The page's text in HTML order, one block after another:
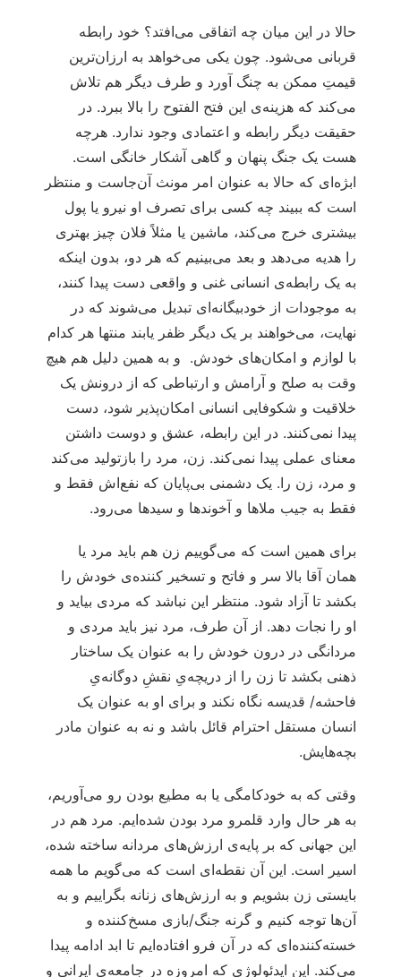
حالا در این میان چه اتفاقی می‌افتد؟ خود رابطه‌
قربانی می‌شود. چون یکی می‌خواهد به ارزان‌ترین
قیمتِ ممکن به چنگ آورد و طرف دیگر هم تلاش
می‌کند که هزینه‌ی این فتح الفتوح را بالا ببرد. در
حقیقت دیگر رابطه‌ و اعتمادی وجود ندارد. هرچه
هست یک جنگ پنهان و گاهی آشکار خانگی است.
ابژه‌ای که حالا به عنوان امر مونث آن‌جاست و منتظر
است که ببیند چه کسی برای تصرف او نیرو یا پول
بیشتری خرج می‌کند، ماشین یا مثلاً فلان چیز بهتری
را هدیه می‌دهد و بعد می‌بینیم که هر دو، بدون اینکه
به یک رابطه‌ی انسانی غنی و واقعی دست پیدا کنند،
به موجودات از خودبیگانه‌ای تبدیل می‌شوند که در
نهایت، می‌خواهند بر یک دیگر ظفر یابند منتها هر کدام
با لوازم و امکان‌های خودش. و به همین دلیل هم هیچ
وقت به صلح و آرامش و ارتباطی که از درونش یک
خلاقیت و شکوفایی انسانی امکان‌پذیر شود، دست
پیدا نمی‌کنند. در این رابطه، عشق و دوست داشتن
معنای عملی پیدا نمی‌کند. زن، مرد را بازتولید می‌کند
و مرد، زن را. یک دشمنی بی‌پایان که نفع‌اش فقط و
فقط به جیب ملاها و آخوندها و سیدها می‌رود.
برای همین است که می‌گوییم زن هم باید مرد یا
همان آقا بالا سر و فاتح و تسخیر کننده‌ی خودش را
بکشد تا آزاد شود. منتظر این نباشد که مردی بیاید و
او را نجات دهد. از آن طرف، مرد نیز باید مردی و
مردانگی در درون خودش را به عنوان یک ساختار
ذهنی بکشد تا زن را از دریچه‌یِ نقشِ دوگانه‌یِ
فاحشه/ قدیسه نگاه نکند و برای او به عنوان یک
انسان مستقل احترام قائل باشد و نه به عنوان مادر
بچه‌هایش.
وقتی که به خودکامگی یا به مطیع بودن رو می‌آوریم،
به هر حال وارد قلمرو مرد بودن شده‌ایم. مرد هم در
این جهانی که بر پایه‌ی ارزش‌های مردانه ساخته شده،
اسیر است. این آن نقطه‌ای است که می‌گویم ما همه
بایستی زن بشویم و به ارزش‌های زنانه بگراییم و به
آن‌ها توجه کنیم و گرنه جنگ/بازی مسخ‌کننده‌ و
خسته‌کننده‌ای که در آن فرو افتاده‌‌ایم تا ابد ادامه پیدا
می‌کند. این ایدئولوژی که امروزه در جامعه‌ی ایرانی و